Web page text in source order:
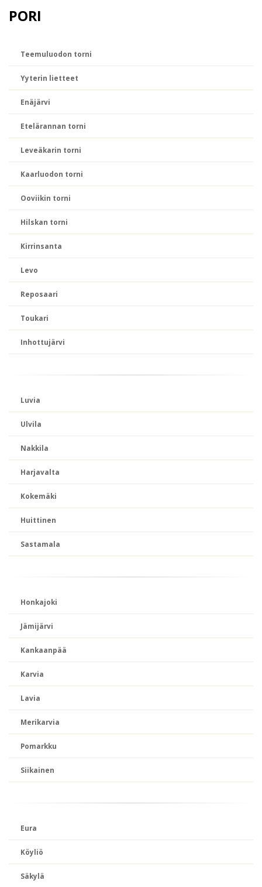
PORI
Teemuluodon torni
Yyterin lietteet
Enäjärvi
Etelärannan torni
Leveäkarin torni
Kaarluodon torni
Ooviikin torni
Hilskan torni
Kirrinsanta
Levo
Reposaari
Toukari
Inhottujärvi
Luvia
Ulvila
Nakkila
Harjavalta
Kokemäki
Huittinen
Sastamala
Honkajoki
Jämijärvi
Kankaanpää
Karvia
Lavia
Merikarvia
Pomarkku
Siikainen
Eura
Köyliö
Säkylä